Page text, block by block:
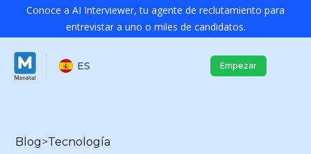
Conoce a AI Interviewer, tu agente de reclutamiento para
entrevistar a uno o miles de candidatos.
ES Empezar
Blog>Tecnología